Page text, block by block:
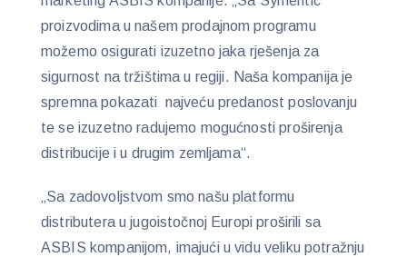
proizvodima u našem prodajnom programu
možemo osigurati izuzetno jaka rješenja za
sigurnost na tržištima u regiji. Naša kompanija je
spremna pokazati najveću predanost poslovanju
te se izuzetno radujemo mogućnosti proširenja
distribucije i u drugim zemljama“.
„Sa zadovoljstvom smo našu platformu
distributera u jugoistočnoj Europi proširili sa
ASBIS kompanijom, imajući u vidu veliku potražnju